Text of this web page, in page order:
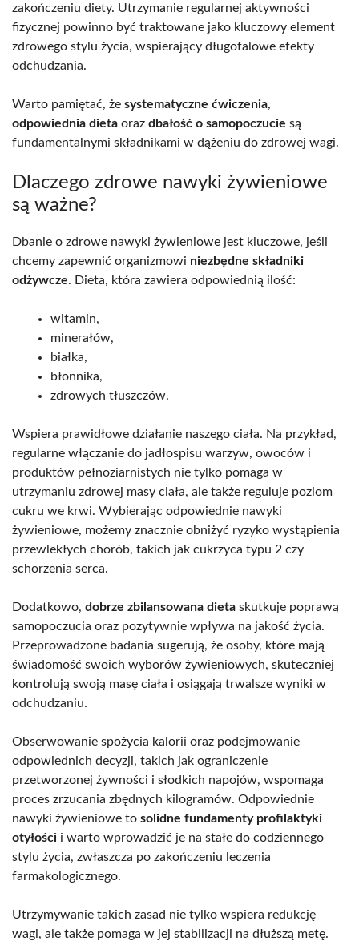
zakończeniu diety. Utrzymanie regularnej aktywności
fizycznej powinno być traktowane jako kluczowy element
zdrowego stylu życia, wspierający długofalowe efekty
odchudzania.
Warto pamiętać, że systematyczne ćwiczenia,
odpowiednia dieta oraz dbałość o samopoczucie są
fundamentalnymi składnikami w dążeniu do zdrowej wagi.
Dlaczego zdrowe nawyki żywieniowe
są ważne?
Dbanie o zdrowe nawyki żywieniowe jest kluczowe, jeśli
chcemy zapewnić organizmowi niezbędne składniki
odżywcze. Dieta, która zawiera odpowiednią ilość:
witamin,
minerałów,
białka,
błonnika,
zdrowych tłuszczów.
Wspiera prawidłowe działanie naszego ciała. Na przykład,
regularne włączanie do jadłospisu warzyw, owoców i
produktów pełnoziarnistych nie tylko pomaga w
utrzymaniu zdrowej masy ciała, ale także reguluje poziom
cukru we krwi. Wybierając odpowiednie nawyki
żywieniowe, możemy znacznie obniżyć ryzyko wystąpienia
przewlekłych chorób, takich jak cukrzyca typu 2 czy
schorzenia serca.
Dodatkowo, dobrze zbilansowana dieta skutkuje poprawą
samopoczucia oraz pozytywnie wpływa na jakość życia.
Przeprowadzone badania sugerują, że osoby, które mają
świadomość swoich wyborów żywieniowych, skuteczniej
kontrolują swoją masę ciała i osiągają trwalsze wyniki w
odchudzaniu.
Obserwowanie spożycia kalorii oraz podejmowanie
odpowiednich decyzji, takich jak ograniczenie
przetworzonej żywności i słodkich napojów, wspomaga
proces zrzucania zbędnych kilogramów. Odpowiednie
nawyki żywieniowe to solidne fundamenty profilaktyki
otyłości i warto wprowadzić je na stałe do codziennego
stylu życia, zwłaszcza po zakończeniu leczenia
farmakologicznego.
Utrzymywanie takich zasad nie tylko wspiera redukcję
wagi, ale także pomaga w jej stabilizacji na dłuższą metę.